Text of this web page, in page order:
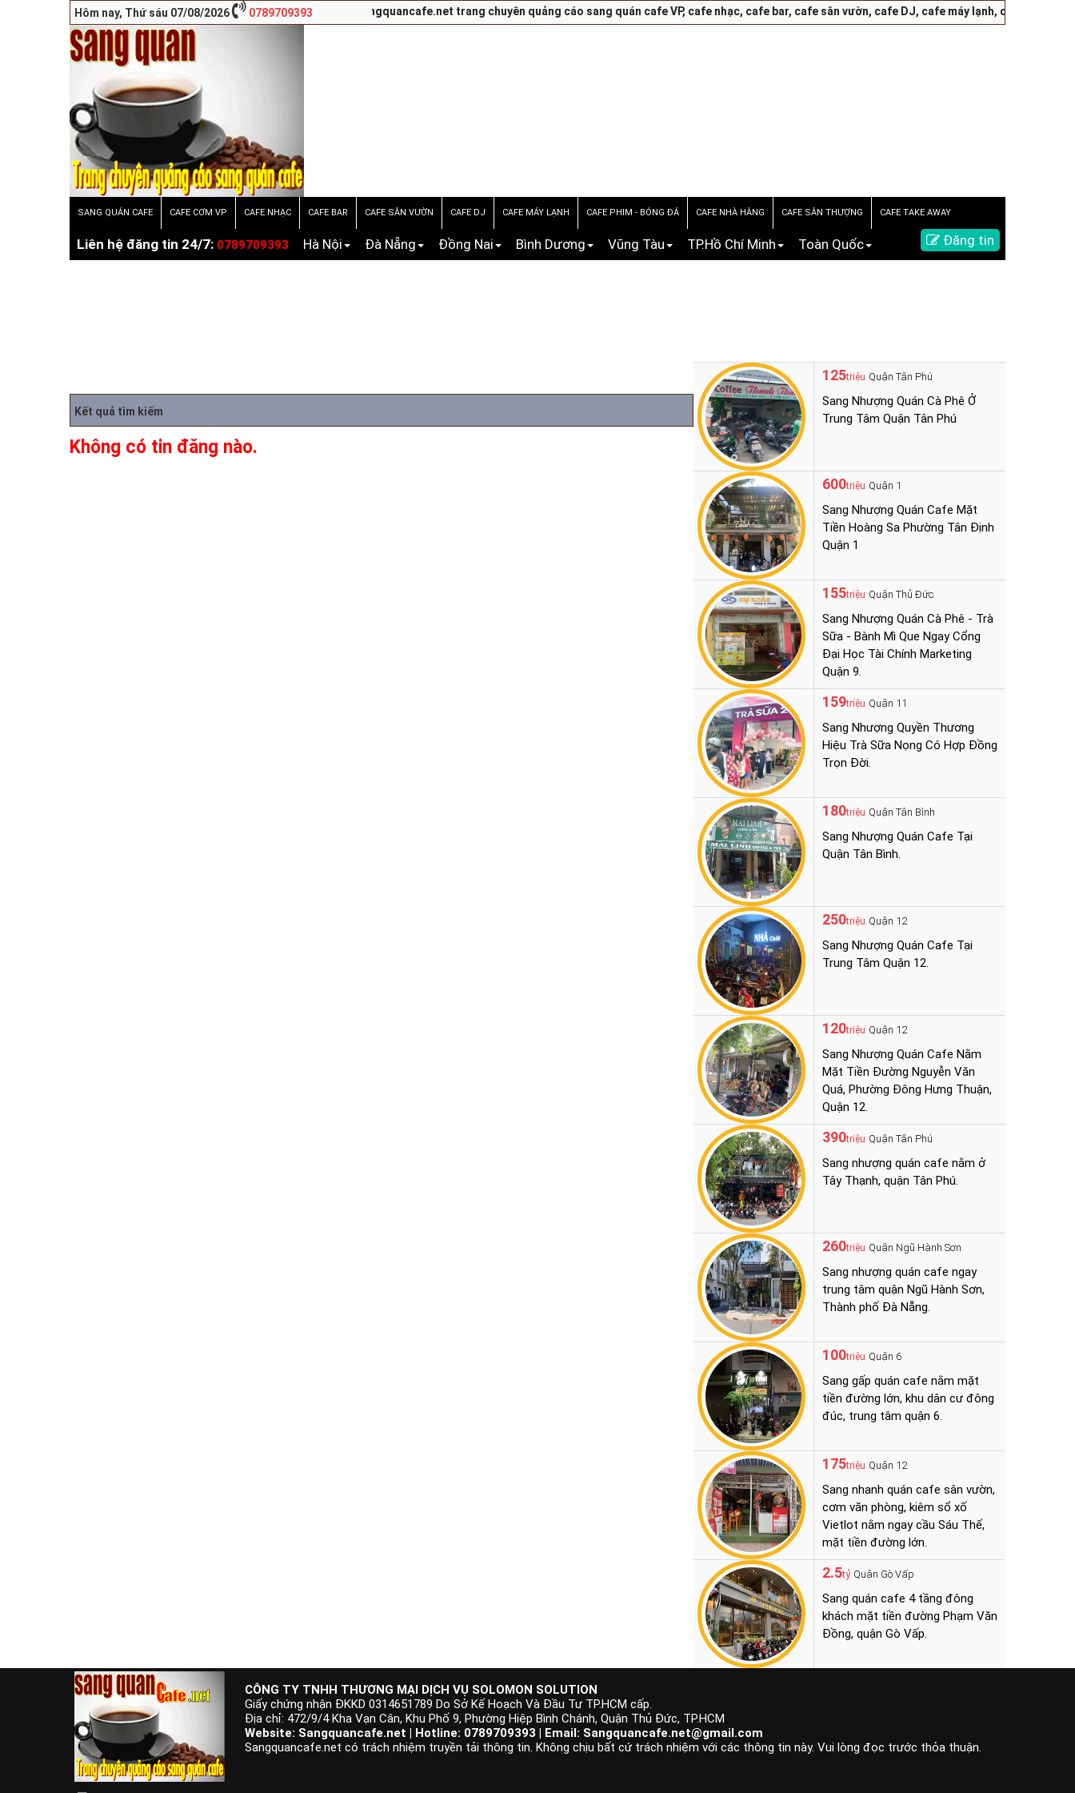
Hôm nay, Thứ sáu 07/08/2026 0789709393 www.sangquancafe.net trang chuyên quảng cáo sang quán cafe VP, cafe nhạc, cafe bar, cafe sân vườn, cafe DJ, cafe máy lạnh, cafe phim-
SANG QUÁN CAFE CAFE CƠM VP CAFE NHẠC CAFE BAR CAFE SÂN VƯỜN CAFE DJ CAFE MÁY LẠNH CAFE PHIM - BÓNG ĐÁ CAFE NHÀ HÀNG CAFE SÂN THƯỢNG CAFE TAKE AWAY
Liên hệ đăng tin 24/7: 0789709393 Hà Nội Đà Nẵng Đồng Nai Bình Dương Vũng Tàu TP.Hồ Chí Minh Toàn Quốc Đăng tin
Kết quả tìm kiếm
Không có tin đăng nào.
125triệu Quận Tân Phú
Sang Nhượng Quán Cà Phê Ở
Trung Tâm Quận Tân Phú
600triệu Quận 1
Sang Nhượng Quán Cafe Mặt
Tiền Hoàng Sa Phường Tân Định
Quận 1
155triệu Quận Thủ Đức
Sang Nhượng Quán Cà Phê - Trà
Sữa - Bành Mì Que Ngay Cổng
Đại Học Tài Chính Marketing
Quận 9.
159triệu Quận 11
Sang Nhượng Quyền Thương
Hiệu Trà Sữa Nọng Có Hợp Đồng
Trọn Đời.
180triệu Quận Tân Bình
Sang Nhượng Quán Cafe Tại
Quận Tân Bình.
250triệu Quận 12
Sang Nhượng Quán Cafe Tại
Trung Tâm Quận 12.
120triệu Quận 12
Sang Nhượng Quán Cafe Nằm
Mặt Tiền Đường Nguyễn Văn
Quá, Phường Đông Hưng Thuận,
Quận 12.
390triệu Quận Tân Phú
Sang nhượng quán cafe nằm ở
Tây Thạnh, quận Tân Phú.
260triệu Quận Ngũ Hành Sơn
Sang nhượng quán cafe ngay
trung tâm quận Ngũ Hành Sơn,
Thành phố Đà Nẵng.
100triệu Quận 6
Sang gấp quán cafe nằm mặt
tiền đường lớn, khu dân cư đông
đúc, trung tâm quận 6.
175triệu Quận 12
Sang nhanh quán cafe sân vườn,
cơm văn phòng, kiêm sổ xố
Vietlot nằm ngay cầu Sáu Thế,
mặt tiền đường lớn.
2.5tỷ Quận Gò Vấp
Sang quán cafe 4 tầng đông
khách mặt tiền đường Phạm Văn
Đồng, quận Gò Vấp.
CÔNG TY TNHH THƯƠNG MẠI DỊCH VỤ SOLOMON SOLUTION
Giấy chứng nhận ĐKKD 0314651789 Do Sở Kế Hoạch Và Đầu Tư TP.HCM cấp.
Địa chỉ: 472/9/4 Kha Vạn Cân, Khu Phố 9, Phường Hiệp Bình Chánh, Quận Thủ Đức, TP.HCM
Website: Sangquancafe.net | Hotline: 0789709393 | Email: Sangquancafe.net@gmail.com
Sangquancafe.net có trách nhiệm truyền tải thông tin. Không chịu bất cứ trách nhiệm với các thông tin này. Vui lòng đọc trước thỏa thuận.